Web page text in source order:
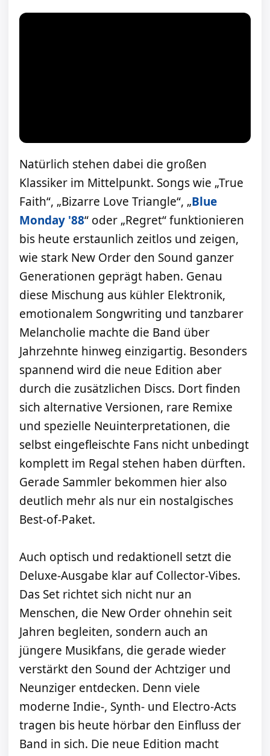
Natürlich stehen dabei die großen
Klassiker im Mittelpunkt. Songs wie „True
Faith“, „Bizarre Love Triangle“, „Blue
Monday '88“ oder „Regret“ funktionieren
bis heute erstaunlich zeitlos und zeigen,
wie stark New Order den Sound ganzer
Generationen geprägt haben. Genau
diese Mischung aus kühler Elektronik,
emotionalem Songwriting und tanzbarer
Melancholie machte die Band über
Jahrzehnte hinweg einzigartig. Besonders
spannend wird die neue Edition aber
durch die zusätzlichen Discs. Dort finden
sich alternative Versionen, rare Remixe
und spezielle Neuinterpretationen, die
selbst eingefleischte Fans nicht unbedingt
komplett im Regal stehen haben dürften.
Gerade Sammler bekommen hier also
deutlich mehr als nur ein nostalgisches
Best-of-Paket.
Auch optisch und redaktionell setzt die
Deluxe-Ausgabe klar auf Collector-Vibes.
Das Set richtet sich nicht nur an
Menschen, die New Order ohnehin seit
Jahren begleiten, sondern auch an
jüngere Musikfans, die gerade wieder
verstärkt den Sound der Achtziger und
Neunziger entdecken. Denn viele
moderne Indie-, Synth- und Electro-Acts
tragen bis heute hörbar den Einfluss der
Band in sich. Die neue Edition macht